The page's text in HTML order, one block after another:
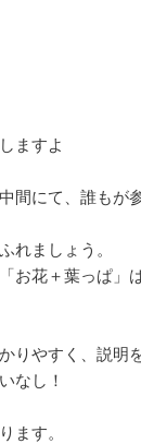
ますよ
間にて、誰もが
れましょう。
お花＋葉っぱ」
やすく、説明
なし！
ます。